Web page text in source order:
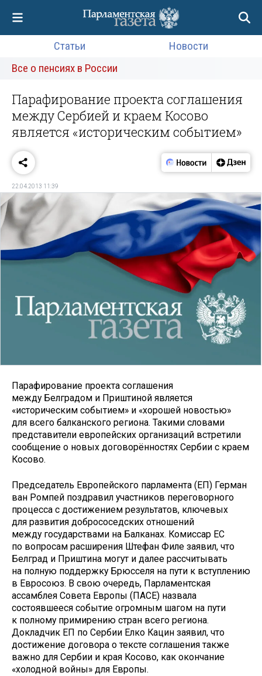
Статьи
Новости
Все о пенсиях в России
Парафирование проекта соглашения
между Сербией и краем Косово
является «историческим событием»
22.04.2013 11:39
Парафирование проекта соглашения
между Белградом и Приштиной является
«историческим событием» и «хорошей новостью»
для всего балканского региона. Такими словами
представители европейских организаций встретили
сообщение о новых договорённостях Сербии с краем
Косово.
Председатель Европейского парламента (ЕП) Герман
ван Ромпей поздравил участников переговорного
процесса с достижением результатов, ключевых
для развития добрососедских отношений
между государствами на Балканах. Комиссар ЕС
по вопросам расширения Штефан Филе заявил, что
Белград и Приштина могут и далее рассчитывать
на полную поддержку Брюсселя на пути к вступлению
в Евросоюз. В свою очередь, Парламентская
ассамблея Совета Европы (ПАСЕ) назвала
состоявшееся событие огромным шагом на пути
к полному примирению стран всего региона.
Докладчик ЕП по Сербии Елко Кацин заявил, что
достижение договора о тексте соглашения также
важно для Сербии и края Косово, как окончание
«холодной войны» для Европы.